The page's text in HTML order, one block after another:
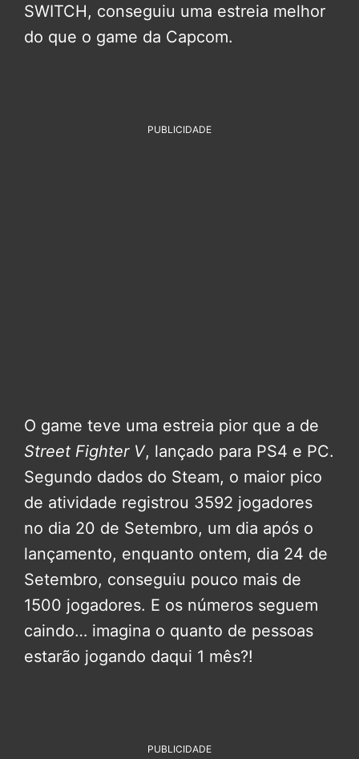
SWITCH, conseguiu uma estreia melhor
do que o game da Capcom.
PUBLICIDADE
O game teve uma estreia pior que a de
Street Fighter V, lançado para PS4 e PC.
Segundo dados do Steam, o maior pico
de atividade registrou 3592 jogadores
no dia 20 de Setembro, um dia após o
lançamento, enquanto ontem, dia 24 de
Setembro, conseguiu pouco mais de
1500 jogadores. E os números seguem
caindo… imagina o quanto de pessoas
estarão jogando daqui 1 mês?!
PUBLICIDADE